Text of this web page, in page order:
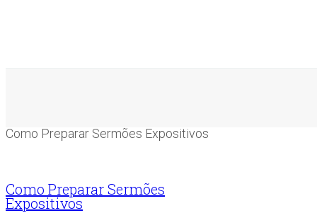
Como Preparar Sermões Expositivos
Como Preparar Sermões
Expositivos